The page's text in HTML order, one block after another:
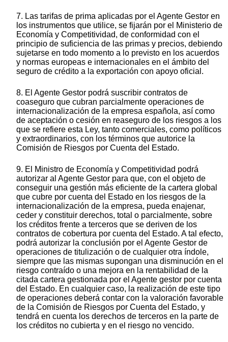
7. Las tarifas de prima aplicadas por el Agente Gestor en
los instrumentos que utilice, se fijarán por el Ministerio de
Economía y Competitividad, de conformidad con el
principio de suficiencia de las primas y precios, debiendo
sujetarse en todo momento a lo previsto en los acuerdos
y normas europeas e internacionales en el ámbito del
seguro de crédito a la exportación con apoyo oficial.
8. El Agente Gestor podrá suscribir contratos de
coaseguro que cubran parcialmente operaciones de
internacionalización de la empresa española, así como
de aceptación o cesión en reaseguro de los riesgos a los
que se refiere esta Ley, tanto comerciales, como políticos
y extraordinarios, con los términos que autorice la
Comisión de Riesgos por Cuenta del Estado.
9. El Ministro de Economía y Competitividad podrá
autorizar al Agente Gestor para que, con el objeto de
conseguir una gestión más eficiente de la cartera global
que cubre por cuenta del Estado en los riesgos de la
internacionalización de la empresa, pueda enajenar,
ceder y constituir derechos, total o parcialmente, sobre
los créditos frente a terceros que se deriven de los
contratos de cobertura por cuenta del Estado. A tal efecto,
podrá autorizar la conclusión por el Agente Gestor de
operaciones de titulización o de cualquier otra índole,
siempre que las mismas supongan una disminución en el
riesgo contraído o una mejora en la rentabilidad de la
citada cartera gestionada por el Agente gestor por cuenta
del Estado. En cualquier caso, la realización de este tipo
de operaciones deberá contar con la valoración favorable
de la Comisión de Riesgos por Cuenta del Estado, y
tendrá en cuenta los derechos de terceros en la parte de
los créditos no cubierta y en el riesgo no vencido.